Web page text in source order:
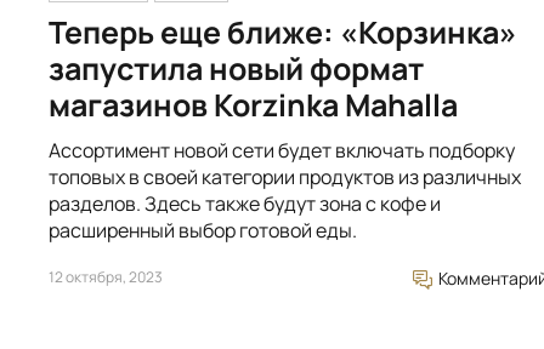
Теперь еще ближе: «Корзинка»
запустила новый формат
магазинов Korzinka Mahalla
Ассортимент новой сети будет включать подборку
топовых в своей категории продуктов из различных
разделов. Здесь также будут зона с кофе и
расширенный выбор готовой еды.
12 октября, 2023